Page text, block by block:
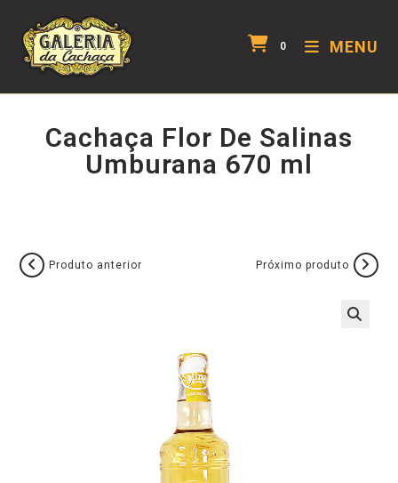
0 MENU
Cachaça Flor De Salinas
Umburana 670 ml
Produto anterior Próximo produto